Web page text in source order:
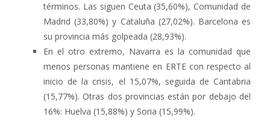
términos. Las siguen Ceuta (35,60%), Comunidad de
Madrid (33,80%) y Cataluña (27,02%). Barcelona es
su provincia más golpeada (28,93%).
En el otro extremo, Navarra es la comunidad que
menos personas mantiene en ERTE con respecto al
inicio de la crisis, el 15,07%, seguida de Cantabria
(15,77%). Otras dos provincias están por debajo del
16%: Huelva (15,88%) y Soria (15,99%).